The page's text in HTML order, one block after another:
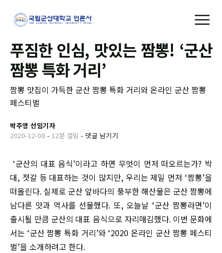
푸짐한 인심, 맛있는 짬뽕! ‘군산
짬뽕 특화 거리’
짬뽕 맛집이 가득한 군산 짬뽕 특화 거리와 온라인 군산 짬뽕
페스티벌
박주영 선임기자
2020-12-08 - 12분 걸림 - 댓글 남기기
‘군산의 대표 음식’이라고 하면 무엇이 먼저 떠오르는가? 박
대, 젓갈 등 대표하는 것이 많지만, 우리는 제일 먼저 ‘짬뽕’을
떠올린다. 실제로 군산 앞바다의 풍부한 해산물은 군산 짬뽕에
남다른 맛과 역사를 선물했다. 또, 오늘날 ‘군산 짬뽕라면’이
출시될 만큼 군산의 대표 음식으로 자리매김했다. 이번 문화에
서는 ‘군산 짬뽕 특화 거리’와 ‘2020 온라인 군산 짬뽕 페스티
벌’을 소개하려고 한다.